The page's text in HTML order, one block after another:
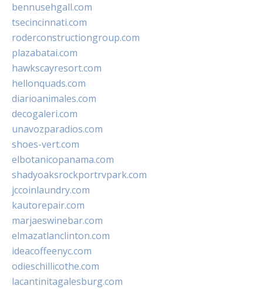
bennusehgall.com
tsecincinnati.com
roderconstructiongroup.com
plazabatai.com
hawkscayresort.com
hellonquads.com
diarioanimales.com
decogaleri.com
unavozparadios.com
shoes-vert.com
elbotanicopanama.com
shadyoaksrockportrvpark.com
jccoinlaundry.com
kautorepair.com
marjaeswinebar.com
elmazatlanclinton.com
ideacoffeenyc.com
odieschillicothe.com
lacantinitagalesburg.com